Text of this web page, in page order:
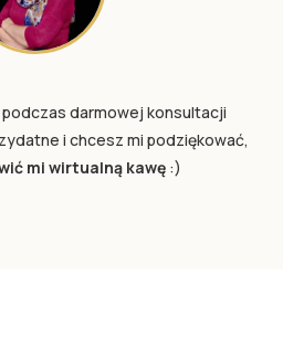
darmowej konsultacji
i chcesz mi podziękować,
mi wirtualną kawę :)